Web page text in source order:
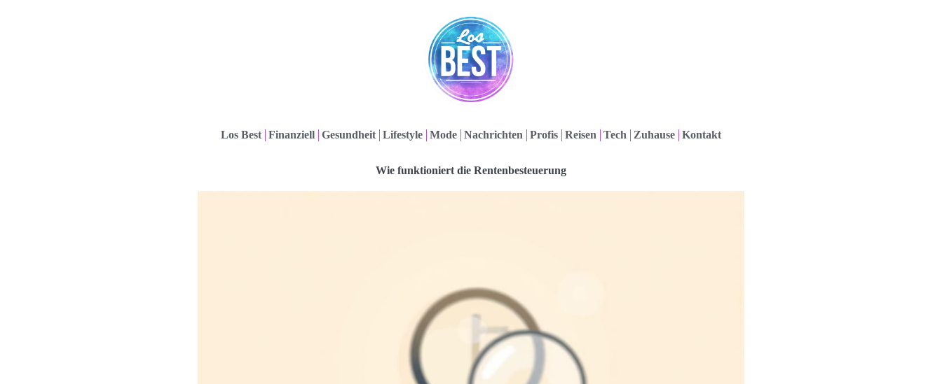
Los Best Finanziell Gesundheit Lifestyle Mode Nachrichten Profis Reisen Tech Zuhause Kontakt
Wie funktioniert die Rentenbesteuerung